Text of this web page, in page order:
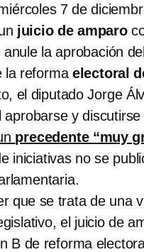
7 de
juicio de amparo
la aprobación
reforma electoral
el diputado Jorge
aprobarse y
precedente “muy
iniciativas no se
que se trata de una
el juicio de
B de reforma